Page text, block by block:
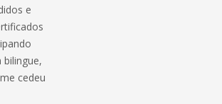
e
cedeu